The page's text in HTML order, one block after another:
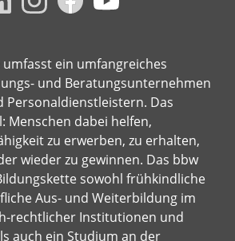
ein umfangreiches
und Beratungsunternehmen
Personaldienstleistern. Das
Menschen dabei helfen,
zu erwerben, zu erhalten,
wieder zu gewinnen. Das bbw
sowohl frühkindliche
Aus- und Weiterbildung im
rechtlicher Institutionen und
auch ein Studium an der